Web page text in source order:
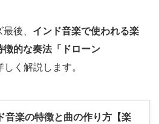
後、 インド音楽で使われる楽
的な奏法「ドローン
く解説します。
音楽の特徴と曲の作り方【楽